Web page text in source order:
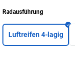
Radausführung
Luftreifen 4-lagig